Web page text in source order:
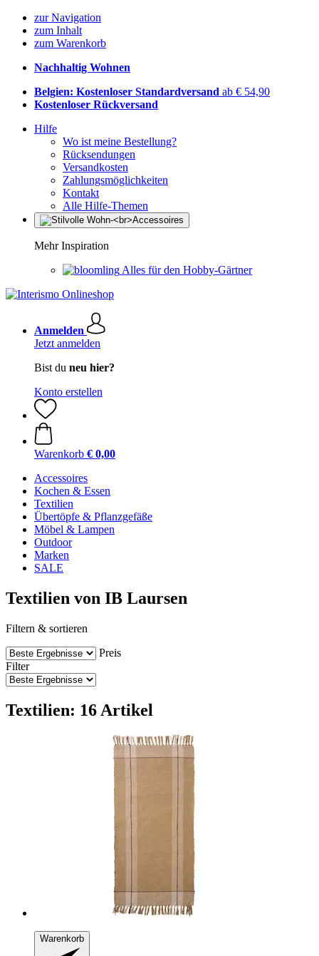
zur Navigation
zum Inhalt
zum Warenkorb
Nachhaltig Wohnen
Belgien: Kostenloser Standardversand ab € 54,90
Kostenloser Rückversand
Hilfe
Wo ist meine Bestellung?
Rücksendungen
Versandkosten
Zahlungsmöglichkeiten
Kontakt
Alle Hilfe-Themen
Mehr Inspiration
Alles für den Hobby-Gärtner
Anmelden
Jetzt anmelden
Bist du neu hier?
Konto erstellen
Warenkorb € 0,00
Accessoires
Kochen & Essen
Textilien
Übertöpfe & Pflanzgefäße
Möbel & Lampen
Outdoor
Marken
SALE
Textilien von IB Laursen
Filtern & sortieren
Preis
Filter
Textilien: 16 Artikel
Warenkorb